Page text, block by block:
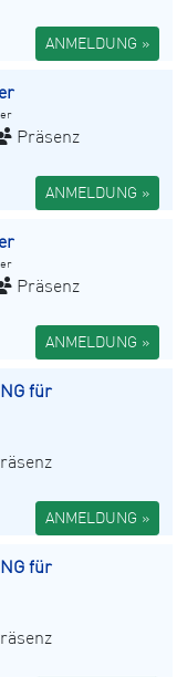
ANMELDUNG »
Präsenz
ANMELDUNG »
Präsenz
ANMELDUNG »
für
ANMELDUNG »
für